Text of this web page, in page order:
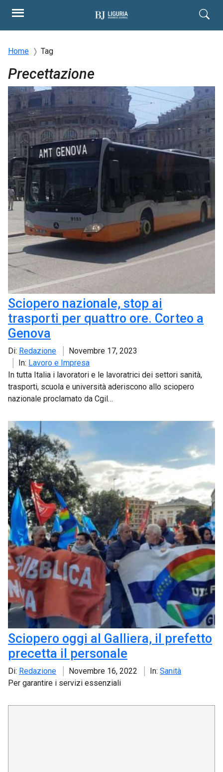
Home Tag
Precettazione
Sciopero nazionale, stop ai
trasporti per quattro ore. Corteo a
Genova
Di: Redazione
Novembre 17, 2023
In: Lavoro e Impresa
In tutta Italia i lavoratori e le lavoratrici dei settori sanità,
trasporti, scuola e università aderiscono allo sciopero
nazionale proclamato da Cgil…
Sciopero oggi al Galliera, il prefetto
precetta il personale
Di: Redazione Novembre 16, 2022 In:Sanità
Per garantire i servizi essenziali